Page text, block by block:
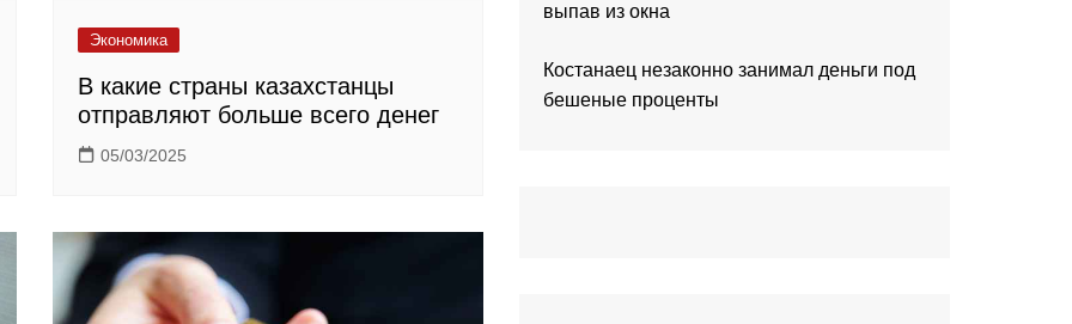
Экономика
В какие страны казахстанцы
отправляют больше всего денег
05/03/2025
выпав из окна
Костанаец незаконно занимал деньги под
бешеные проценты